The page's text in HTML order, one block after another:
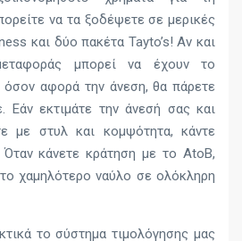
να τα ξοδέψετε σε μερικές
και δύο πακέτα Tayto’s! Αν και
μπορεί να έχουν το
όσον αφορά την άνεση, θα πάρετε
Εάν εκτιμάτε την άνεσή σας και
με στυλ και κομψότητα, κάντε
κάνετε κράτηση με το AtoB,
χαμηλότερο ναύλο σε ολόκληρη
το σύστημα τιμολόγησης μας